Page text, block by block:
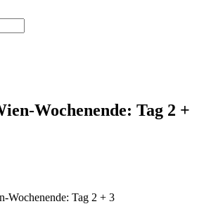
Wochenende: Tag 2 +
Wochenende: Tag 2 + 3